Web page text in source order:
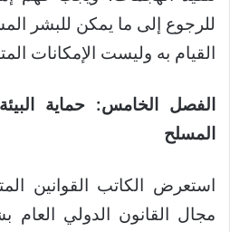
للرجوع إلى ما يمكن للبشر
القيام به وليست الإمكانات
الفصل الخامس: حماية
المسلح
استعرض الكاتب القوانين
مجال القانون الدولي